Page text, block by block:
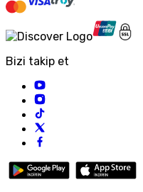
Bizi takip et